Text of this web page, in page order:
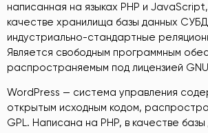
написанная на языках PHP и
качестве хранилища базы данных СУБД
индустриально-стандартные
Является свободным программным
распространяемым под лицензией
WordPress — система управления
открытым исходным кодом,
GPL. Написана на PHP, в качестве